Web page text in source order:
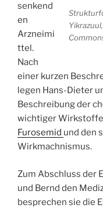
senkend
en
Arzneimi
ttel.
Nach
einer kurzen
legen Hans-Dieter
Beschreibung der
wichtiger
Furosemid und den
Wirkmachnismus.
Zum Abschluss der
und Bernd den
besprechen sie die